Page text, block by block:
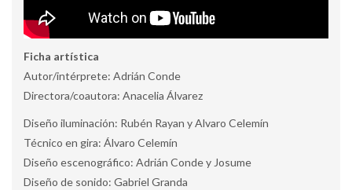
Ficha artística
Autor/intérprete: Adrián Conde
Directora/coautora: Anacelia Álvarez
Diseño iluminación: Rubén Rayan y Alvaro Celemín
Técnico en gira: Álvaro Celemín
Diseño escenográfico: Adrián Conde y Josume
Diseño de sonido: Gabriel Granda